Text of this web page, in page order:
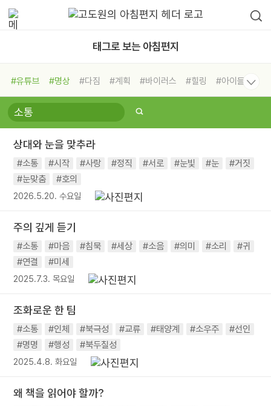
태그로 보는 아침편지
#유튜브 #명상 #다짐 #계획 #바이러스 #힐링
#아이들
#비전캠프
#독서캠프 #삶
#희망
#나눔 #친구 #링컨학교
#독서
#건강 #면역력
상대와 눈을 맞추라
#소통 #시작 #사랑 #정직 #서로 #눈빛 #눈
#거짓
#눈맞춤
#호의
2026.5.20. 수요일
주의 깊게 듣기
#소통 #마음 #침묵 #세상 #소음 #의미 #소리
#귀
#연결
#미세
2025.7.3. 목요일
조화로운 한 팀
#소통 #인체 #북극성 #교류 #태양계 #소우주
#선인
#명명
#행성 #북두칠성
2025.4.8. 화요일
왜 책을 읽어야 할까?